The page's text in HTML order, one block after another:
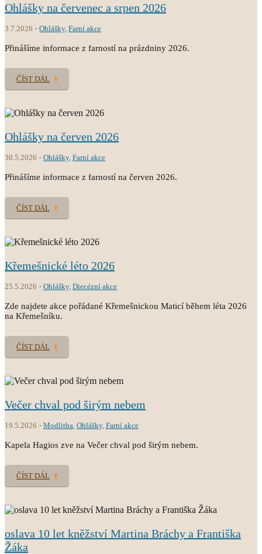
Ohlášky na červenec a srpen 2026
3.7.2026 Ohlášky, Farní akce
Přinášíme informace z farností na prázdniny 2026.
ČÍST DÁL
Ohlášky na červen 2026
30.5.2026 Ohlášky, Farní akce
Přinášíme informace z farností na červen 2026.
ČÍST DÁL
Křemešnické léto 2026
25.5.2026 Ohlášky, Diecézní akce
Zde najdete akce pořádané Křemešnickou Maticí během léta 2026
na Křemešníku.
ČÍST DÁL
Večer chval pod širým nebem
19.5.2026 Modlitba, Ohlášky, Farní akce
Kapela Hagios zve na Večer chval pod širým nebem.
ČÍST DÁL
oslava 10 let kněžství Martina Bráchy a Františka
Žáka